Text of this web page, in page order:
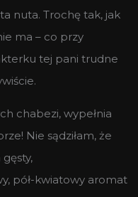
nuta. Trochę tak, jak
ma – co przy
tej pani trudne
chabezi, wypełnia
Nie sądziłam, że
pół-kwiatowy aromat